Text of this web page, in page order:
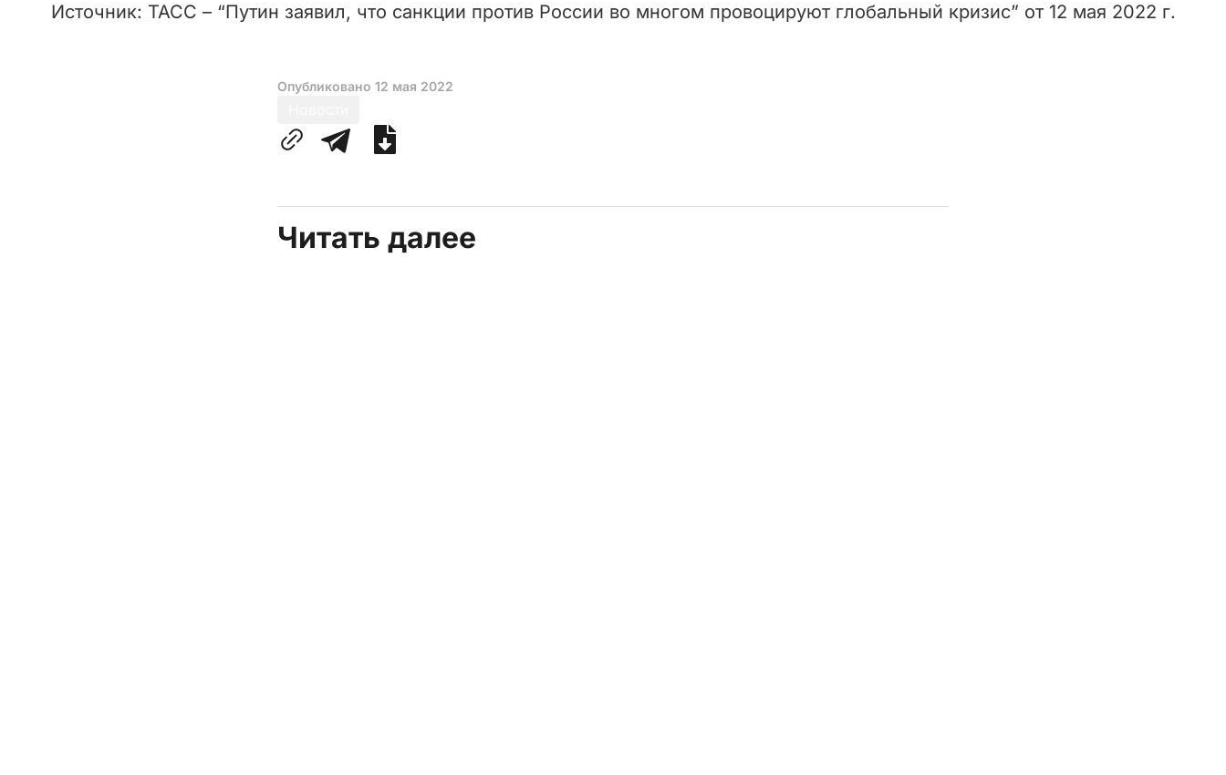
Источник: ТАСС – “Путин заявил, что санкции против России во многом провоцируют глобальный кризис” от 12 мая 2022 г.
Опубликовано 12 мая 2022
Читать далее